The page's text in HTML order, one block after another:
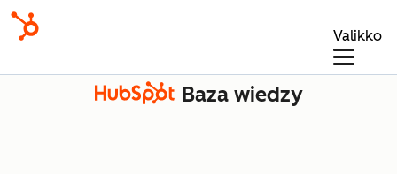
Valikko
Baza wiedzy